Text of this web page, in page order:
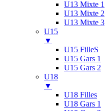
U13 Mixte 1
U13 Mixte 2
U13 Mixte 3
U15
▼
U15 FilleS
U15 Gars 1
U15 Gars 2
U18
▼
U18 Filles
U18 Gars 1